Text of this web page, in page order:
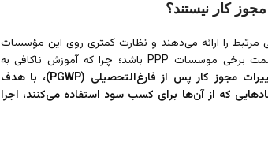
را ارائه می‌دهند و نظارت کمتری روی این مؤسسات
وجود دارد. همین باعث شده تا انگشت اتهام دولت کانادا به سمت برخی موسسات PPP باشد؛ چرا که آموزش ناکافی به
تغییرات مجوز کار پس از فارغ‌التحصیلی (PGWP)، با هدف
که از آن‌ها برای کسب سود استفاده می‌کنند، اجرا